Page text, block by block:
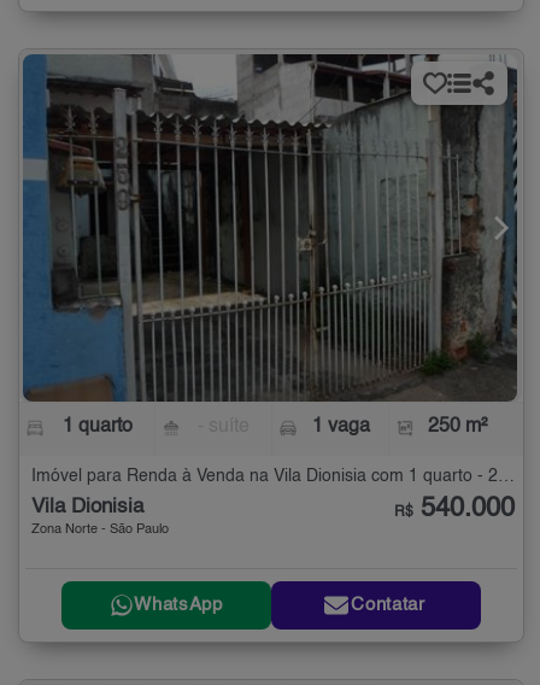
1 quarto 1 vaga 250 m²
Imóvel para Renda à Venda na Vila Dionisia com 1 quarto - 250 m²
Vila Dionisia
Zona Norte - São Paulo
R$ 540.000
WhatsApp Contatar